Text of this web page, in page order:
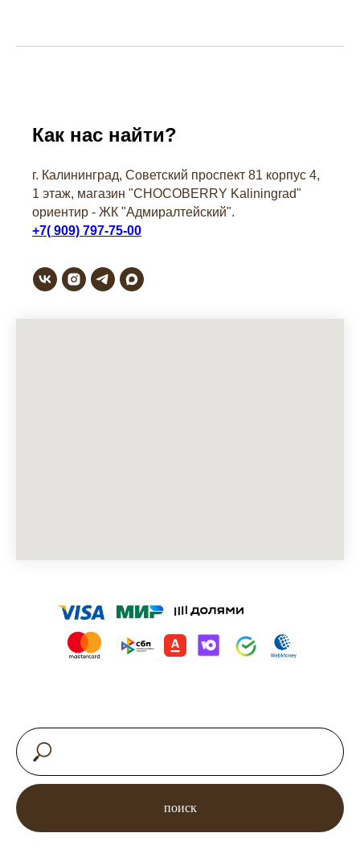
Как нас найти?
г. Калининград, Советский проспект 81 корпус 4,
1 этаж, магазин "СHOCOBERRY Kaliningrad"
ориентир - ЖК "Адмиралтейский".
+7( 909) 797-75-00
поиск